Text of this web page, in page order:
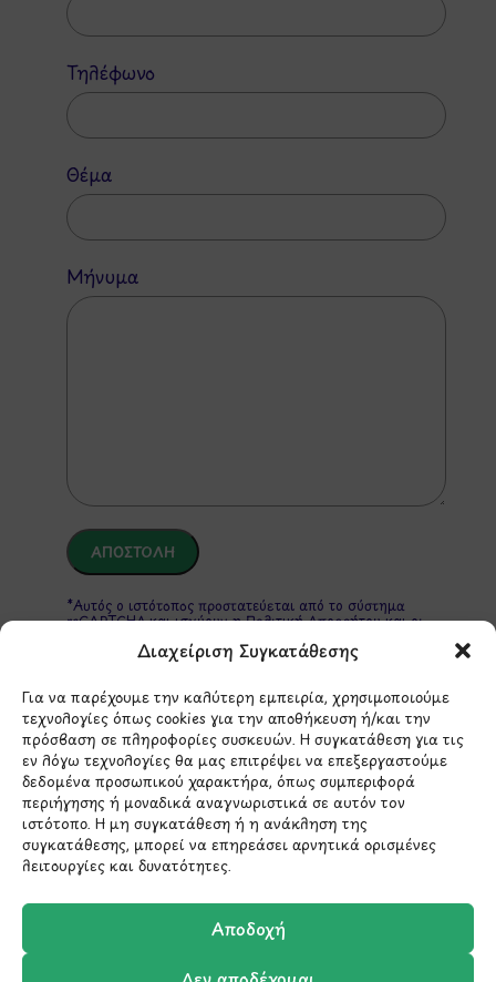
Διαχείριση Συγκατάθεσης
Για να παρέχουμε την καλύτερη εμπειρία, χρησιμοποιούμε
τεχνολογίες όπως cookies για την αποθήκευση ή/και την
πρόσβαση σε πληροφορίες συσκευών. Η συγκατάθεση για τις
εν λόγω τεχνολογίες θα μας επιτρέψει να επεξεργαστούμε
δεδομένα προσωπικού χαρακτήρα, όπως συμπεριφορά
περιήγησης ή μοναδικά αναγνωριστικά σε αυτόν τον
ιστότοπο. Η μη συγκατάθεση ή η ανάκληση της
συγκατάθεσης, μπορεί να επηρεάσει αρνητικά ορισμένες
λειτουργίες και δυνατότητες.
Αποδοχή
Τηλέφωνο
Θέμα
Μήνυμα
*Αυτός ο ιστότοπος προστατεύεται από το σύστημα
reCAPTCHA και ισχύουν ηΠολιτική Απορρήτουκαι οι
ΣΤΟΙΧΕΙΑ ΕΠΙΚΟΙΝΩΝΙΑΣ
Holargos Center (Ισόγειο)
Λ.Περικλέους 56,
Χολαργός 15561
210 6522282
info@ypografi.com